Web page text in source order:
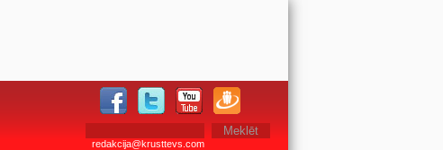
redakcija@krusttevs.com